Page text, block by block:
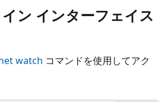
ン インターフェイス
watch コマンドを使用してアク